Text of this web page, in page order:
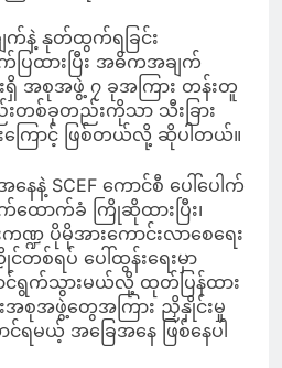
က်နဲ့ နုတ်ထွက်ရခြင်း
ပြထားပြီး အဓိကအချက်
အစုအဖွဲ့ ၇ ခုအကြား တန်းတူ
တစ်ခုတည်းကိုသာ သီးခြား
းကြောင့် ဖြစ်တယ်လို့ ဆိုပါတယ်။
နဲ့ SCEF ကောင်စီ ပေါ်ပေါက်
ောက်ခံ ကြိုဆိုထားပြီး၊
ဏ္ဍ ပိုမိုအားကောင်းလာစေရေး
စ်ရပ် ပေါ်ထွန်းရေးမှာ
င်ရွက်သွားမယ်လို့ ထုတ်ပြန်ထား
စုအဖွဲ့တွေအကြား ညှိနှိုင်းမှု
ယ့် အခြေအနေ ဖြစ်နေပါ